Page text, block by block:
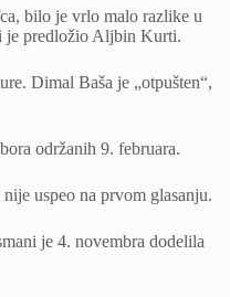
bilo je vrlo malo razlike u
je predložio Aljbin Kurti.
Dimal Baša je „otpušten“,
održanih 9. februara.
uspeo na prvom glasanju.
je 4. novembra dodelila